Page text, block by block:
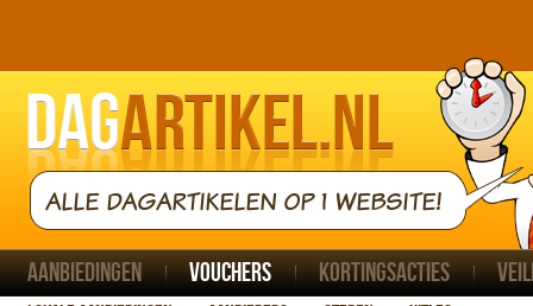
ALLE DAGARTIKELEN OP 1 WEBSITE!
Aanbiedingen Vouchers Kortingsacties